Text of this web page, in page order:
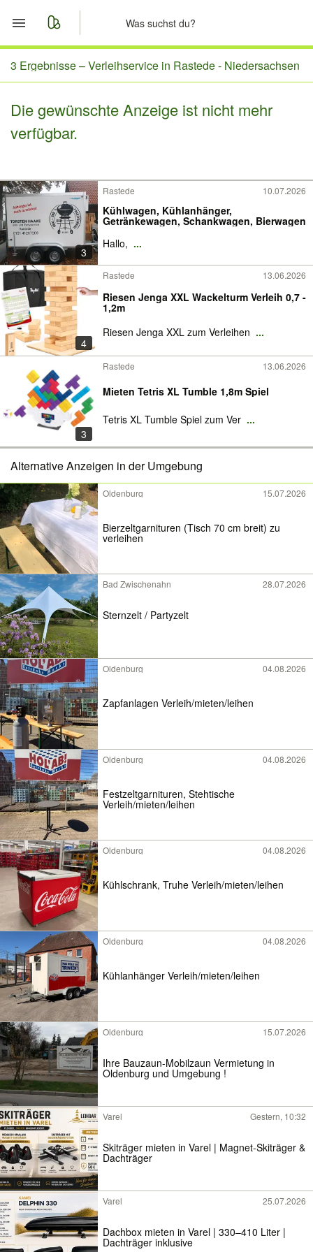
Start
Nachrichten
3 Ergebnisse –Verleihservice in Rastede - Niedersachsen
Die gewünschte Anzeige ist nicht mehr
verfügbar.
3
Rastede 10.07.2026
Kühlwagen, Kühlanhänger,
Getränkewagen, Schankwagen, Bierwagen
Hallo, ...
4
Rastede 13.06.2026
Riesen Jenga XXL Wackelturm Verleih 0,7 -
1,2m
Riesen Jenga XXL zum Verleihen ...
3
Rastede 13.06.2026
Mieten Tetris XL Tumble 1,8m Spiel
Tetris XL Tumble Spiel zum Ver ...
Alternative Anzeigen in der Umgebung
Oldenburg 15.07.2026
Bierzeltgarnituren (Tisch 70 cm breit) zu
verleihen
Bad Zwischenahn 28.07.2026
Sternzelt / Partyzelt
Oldenburg 04.08.2026
Zapfanlagen Verleih/mieten/leihen
Oldenburg 04.08.2026
Festzeltgarnituren, Stehtische
Verleih/mieten/leihen
Oldenburg 04.08.2026
Kühlschrank, Truhe Verleih/mieten/leihen
Oldenburg 04.08.2026
Kühlanhänger Verleih/mieten/leihen
Oldenburg 15.07.2026
Ihre Bauzaun-Mobilzaun Vermietung in
Oldenburg und Umgebung !
Varel Gestern, 10:32
Skiträger mieten in Varel | Magnet-Skiträger &
Dachträger
Varel 25.07.2026
Dachbox mieten in Varel | 330–410 Liter |
Dachträger inklusive